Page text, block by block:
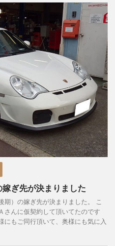
ぎ先が決まりました
期）の嫁ぎ先が決まりました。 こ
さんに仮契約して頂いてたのです
にもご同行頂いて、奥様にも気に入